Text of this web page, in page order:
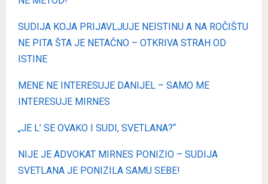
SUDIJA KOJA PRIJAVLJUJE NEISTINU A NA ROČIŠTU
NE PITA ŠTA JE NETAČNO – OTKRIVA STRAH OD
ISTINE
MENE NE INTERESUJE DANIJEL – SAMO ME
INTERESUJE MIRNES
„JE L’ SE OVAKO I SUDI, SVETLANA?“
NIJE JE ADVOKAT MIRNES PONIZIO – SUDIJA
SVETLANA JE PONIZILA SAMU SEBE!